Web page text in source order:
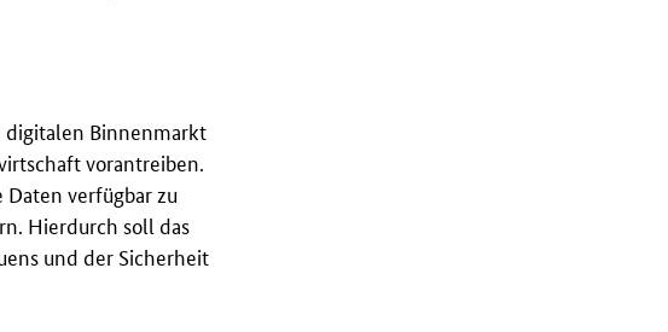
digitalen Binnenmarkt
vorantreiben.
verfügbar zu
Hierdurch soll das
und der Sicherheit